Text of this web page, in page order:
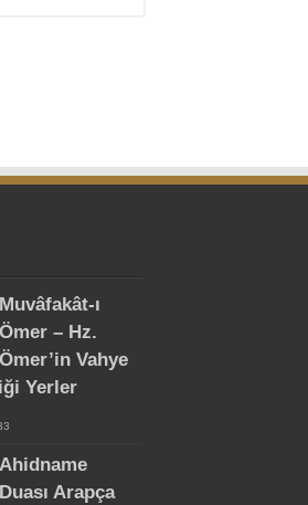
Muvâfakât-ı
Ömer – Hz.
Ömer’in Vahye
Yerler
Ahidname
Duası Arapça